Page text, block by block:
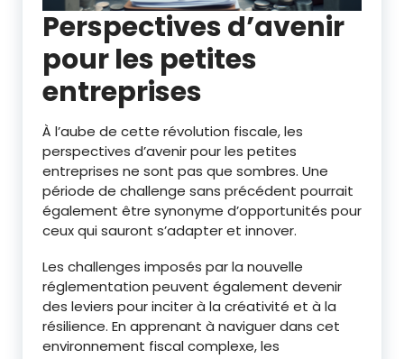
Perspectives d’avenir
pour les petites
entreprises
À l’aube de cette révolution fiscale, les
perspectives d’avenir pour les petites
entreprises ne sont pas que sombres. Une
période de challenge sans précédent pourrait
également être synonyme d’opportunités pour
ceux qui sauront s’adapter et innover.
Les challenges imposés par la nouvelle
réglementation peuvent également devenir
des leviers pour inciter à la créativité et à la
résilience. En apprenant à naviguer dans cet
environnement fiscal complexe, les